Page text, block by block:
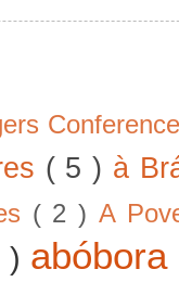
( 5 ) à
( 2 )A
)